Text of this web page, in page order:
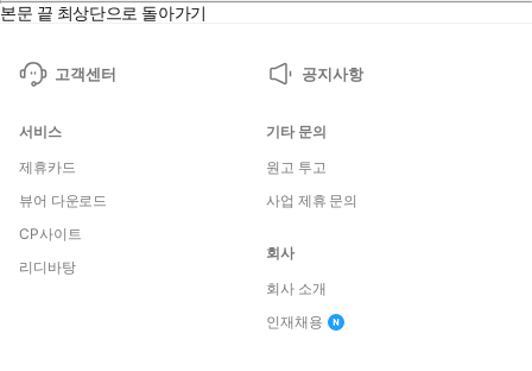
본문 끝 최상단으로 돌아가기
고객센터 공지사항
서비스
제휴카드
뷰어 다운로드
CP사이트
리디바탕
기타 문의
원고 투고
사업 제휴 문의
회사
회사 소개
인재채용